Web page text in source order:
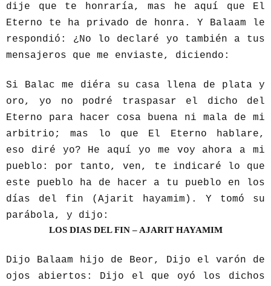
dije que te honraría, mas he aquí que El
Eterno te ha privado de honra. Y Balaam le
respondió: ¿No lo declaré yo también a tus
mensajeros que me enviaste, diciendo:
Si Balac me diéra su casa llena de plata y
oro, yo no podré traspasar el dicho del
Eterno para hacer cosa buena ni mala de mi
arbitrio; mas lo que El Eterno hablare,
eso diré yo? He aquí yo me voy ahora a mi
pueblo: por tanto, ven, te indicaré lo que
este pueblo ha de hacer a tu pueblo en los
días del fin (Ajarit hayamim). Y tomó su
parábola, y dijo:
LOS DIAS DEL FIN – AJARIT HAYAMIM
Dijo Balaam hijo de Beor, Dijo el varón de
ojos abiertos: Dijo el que oyó los dichos